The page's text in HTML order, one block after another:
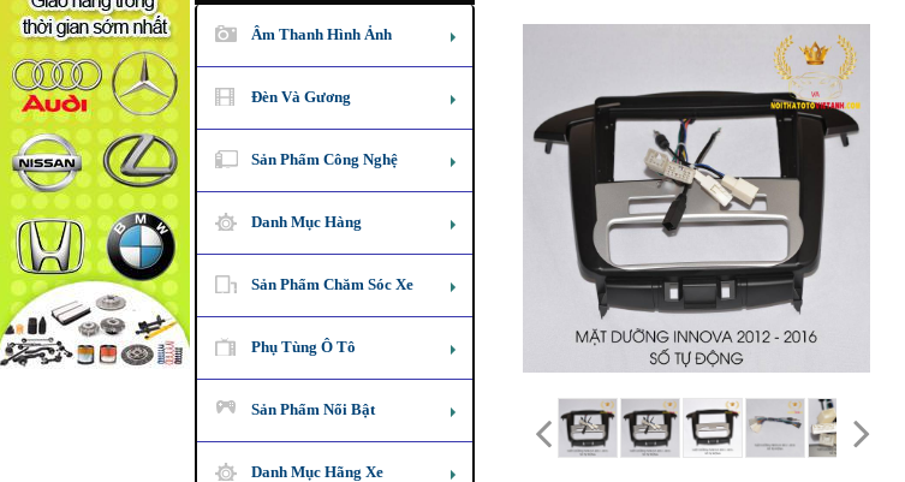
Âm Thanh Hình Ảnh
Đèn Và Gương
Sản Phẩm Công Nghệ
Danh Mục Hàng
Sản Phẩm Chăm Sóc Xe
Phụ Tùng Ô Tô
Sản Phẩm Nổi Bật
Danh Mục Hãng Xe